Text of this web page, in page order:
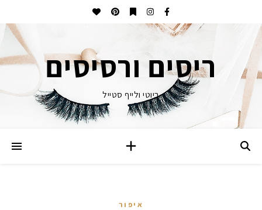
ריסים ורסיסים
ביוטי ולייף סטייל
איפור